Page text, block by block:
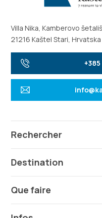
Villa Nika, Kamberovo
21216 Kaštel Stari, Hrvatska
Rechercher
Destination
Que faire